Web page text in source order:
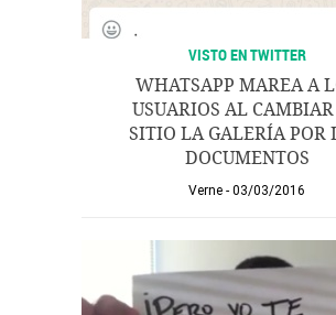
VISTO EN TWITTER
WHATSAPP MAREA A
USUARIOS AL
SITIO LA GALERÍA POR
DOCUMENTOS
Verne 03/03/2016